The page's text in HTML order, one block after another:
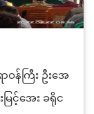
ဝန်ကြီး ဦးအေ
ြင့်အေး ခရိုင